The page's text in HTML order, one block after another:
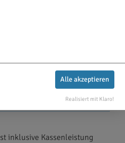
Behandlungen
vom
01.01. oder 01.12.) am 31.12.
inklusive Kassenleistung
Alle akzeptieren
Realisiert mit Klaro!